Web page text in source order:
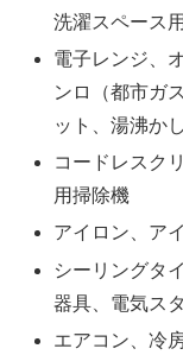
洗濯スペース
電子レンジ、
ンロ（都市ガ
ット、湯沸か
コードレスク
用掃除機
アイロン、ア
シーリングタ
器具、電気ス
エアコン、冷